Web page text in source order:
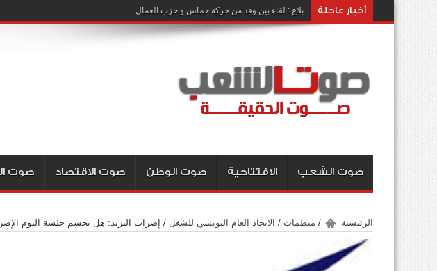
أخبار عاجلة بلاغ : لقاء بين وفد من حركة حماس و حزب العمال
صوت الشعب الافتتاحية صوت الوطن صوت الاقتصاد صوت
الرئيسية / منظمات / الاتحاد العام التونسي للشغل / إضراب البريد: هل تحسم جلسة اليوم